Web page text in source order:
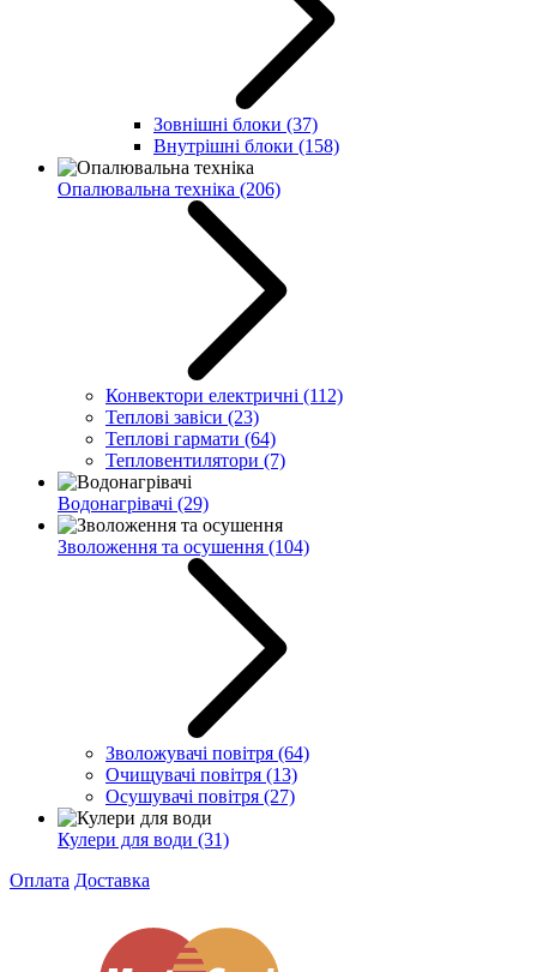
Зовнішні блоки (37)
Внутрішні блоки (158)
Опалювальна техніка (206)
Конвектори електричні (112)
Теплові завіси (23)
Теплові гармати (64)
Тепловентилятори (7)
Водонагрівачі (29)
Зволоження та осушення (104)
Зволожувачі повітря (64)
Очищувачі повітря (13)
Осушувачі повітря (27)
Кулери для води (31)
Оплата Доставка